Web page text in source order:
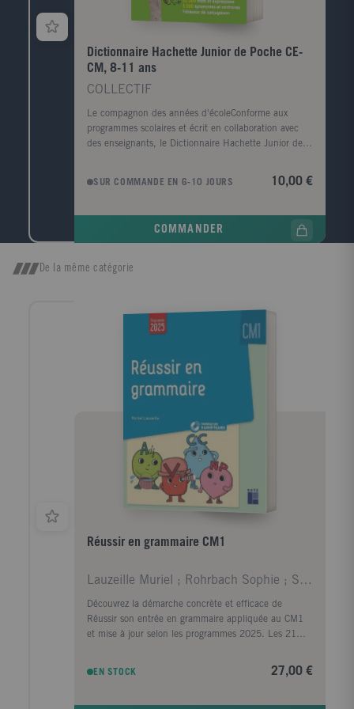
Dictionnaire Hachette Junior de Poche CE-
CM, 8-11 ans
COLLECTIF
Le compagnon des années d'écoleConforme aux
programmes scolaires et écrit en collaboration avec
des enseignants, le Dictionnaire Hachette Junior de
pour apprendre et comprendre- 25 000 mots et
contexte - 5 000 synonymes et contraires pour
grammaire, d'orthographe, de prononciation, l'origine
l'orthographe - Des tableaux de conjugaison - Les
noms des habitants des pays et des régions CE-CM 8-
SUR COMMANDE EN 6-10 JOURS 10,00 €
COMMANDER
De la même catégorie
Réussir en grammaire CM1
Lauzeille Muriel ; Rohrbach Sophie ; Sécheret Jess
Découvrez la démarche concrète et efficace de
Réussir son entrée en grammaire appliquée au CM1
et mise à jour selon les programmes 2025. Les 21
permettent d'atteindre les objectifs fixés dans les
programmes 2025. Cet ouvrage s'appuie sur des
EN STOCK 27,00 €